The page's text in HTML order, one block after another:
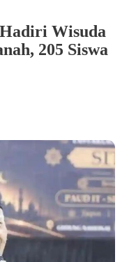
Wisuda
205 Siswa